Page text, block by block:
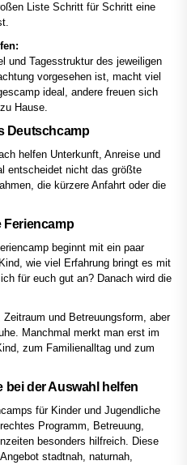
Liste Schritt für Schritt eine
und Tagesstruktur des jeweiligen
vorgesehen ist, macht viel
ideal, andere freuen sich
Hause.
Deutschcamp
helfen Unterkunft, Anreise und
entscheidet nicht das größte
die kürzere Anfahrt oder die
Feriencamp
beginnt mit ein paar
wie viel Erfahrung bringt es mit
für euch gut an? Danach wird die
und Betreuungsform, aber
Manchmal merkt man erst im
zum Familienalltag und zum
bei der Auswahl helfen
für Kinder und Jugendliche
Programm, Betreuung,
besonders hilfreich. Diese
stadtnah, naturnah,